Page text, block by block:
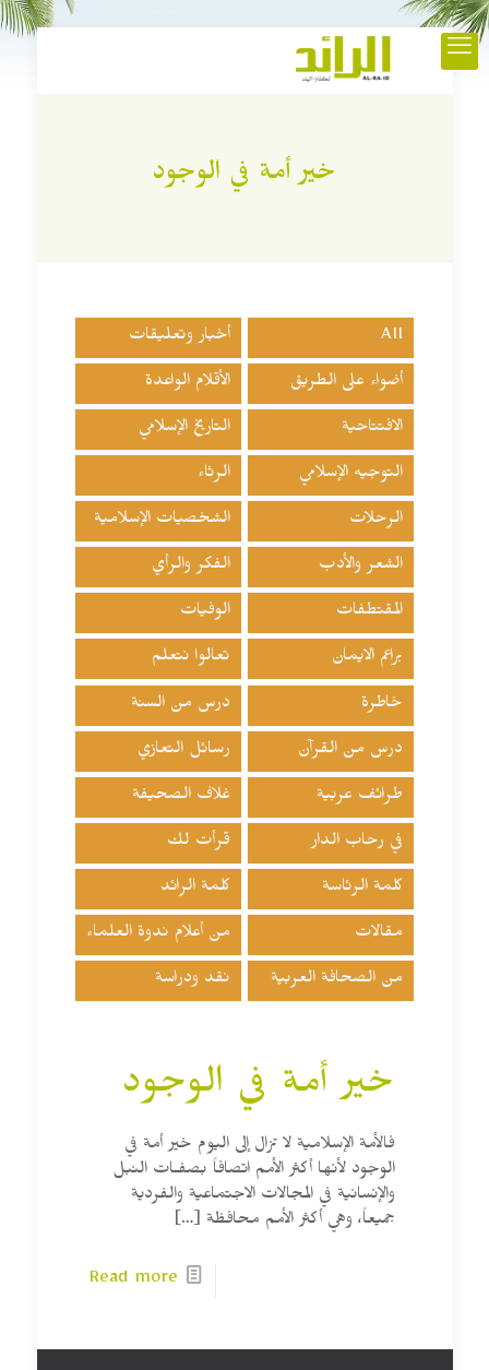
خير أمة في الوجود
All أخبار وتعليقات
أضواء على الطريق الأقلام الواعدة
الافتتاحية التاريخ الإسلامي
التوجيه الإسلامي الرثاء
الرحلات الشخصيات الإسلامية
الشعر والأدب الفكر والرأي
المقتطفات الوفيات
براعم الايمان تعالوا نتعلم
خاطرة درس من السنة
درس من القرآن رسائل التعازي
طرائف عربية غلاف الصحيفة
في رحاب الدار قرأت لك
كلمة الرئاسة كلمة الرائد
مقالات من أعلام ندوة العلماء
من الصحافة العربية نقد ودراسة
خير أمة في الوجود
فالأمة الإسلامية لا تزال إلى اليوم خير أمة في
الوجود لأنها أكثر الأمم اتصافاً بصفـات النبل
والإنسانية في المجالات الاجتماعية والفردية
جميعاً، وهي أكثر الأمم محافظة […]
Read more